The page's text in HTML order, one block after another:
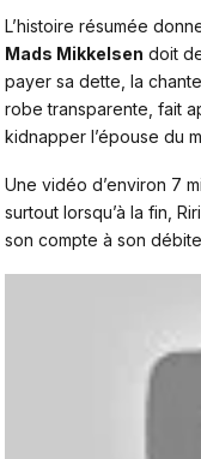
L’histoire résumée
Mads Mikkelsen doit
payer sa dette, la
robe transparente, fait
kidnapper l’épouse du
Une vidéo d’environ 7
surtout lorsqu’à la fin,
son compte à son